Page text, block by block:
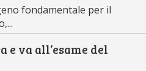
fondamentale per il
e va all’esame del